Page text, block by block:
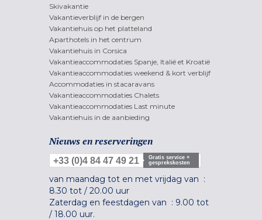
Skivakantie
Vakantieverblijf in de bergen
Vakantiehuis op het platteland
Aparthotels in het centrum
Vakantiehuis in Corsica
Vakantieaccommodaties Spanje, Italië et Kroatië
Vakantieaccommodaties weekend & kort verblijf
Accommodaties in stacaravans
Vakantieaccommodaties Chalets
Vakantieaccommodaties Last minute
Vakantiehuis in de aanbieding
Nieuws en reserveringen
+33 (0)4 84 47 49 21
Gratis service +
gesprekskosten
van maandag tot en met vrijdag van :
8.30 tot / 20.00 uur
Zaterdag en feestdagen van : 9.00 tot
/ 18.00 uur.